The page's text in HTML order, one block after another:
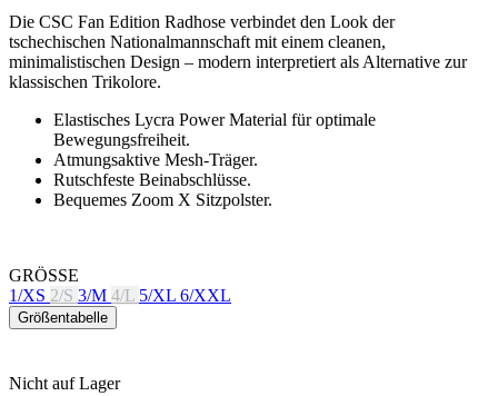
Elastisches Lycra Power Material für optimale
Bewegungsfreiheit.
Atmungsaktive Mesh-Träger.
Rutschfeste Beinabschlüsse.
GRÖSSE
1/XS
2/S 3/M 4/L 5/XL 6/XXL
Nicht auf Lager
Preis129 €
VERFÜGBARKEIT PRÜFEN